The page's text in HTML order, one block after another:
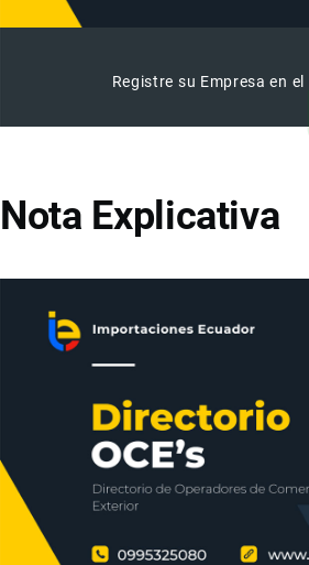
Registre su Empresa en
Nota Explicativa